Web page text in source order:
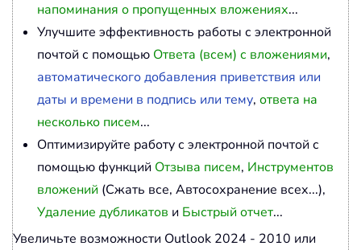
напоминания о пропущенных вложениях...
Улучшите эффективность работы с электронной
почтой с помощью Ответа (всем) с вложениями,
автоматического добавления приветствия или
даты и времени в подпись или тему, ответа на
несколько писем...
Оптимизируйте работу с электронной почтой с
помощью функций Отзыва писем, Инструментов
вложений (Сжать все, Автосохранение всех...),
Удаление дубликатов и Быстрый отчет...
Увеличьте возможности Outlook 2024 - 2010 или